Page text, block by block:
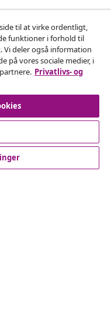
din ordre.
til at virke ordentligt,
funktioner i forhold til
Vi deler også information
på vores sociale medier, i
Privatlivs- og